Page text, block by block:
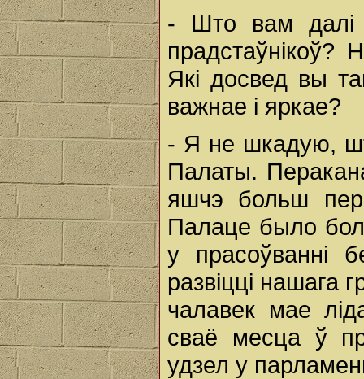
- Што вам далі
Які досвед вы
важнае і яркае?
- Я не шкадую,
Палаты.
яшчэ больш
Палаце было
у прасоўванні
развіцці нашага
чалавек мае
сваё месца ў
удзел у